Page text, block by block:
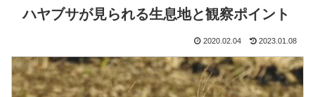
ハヤブサが見られる生息地と観察ポイント
2020.02.04 2023.01.08